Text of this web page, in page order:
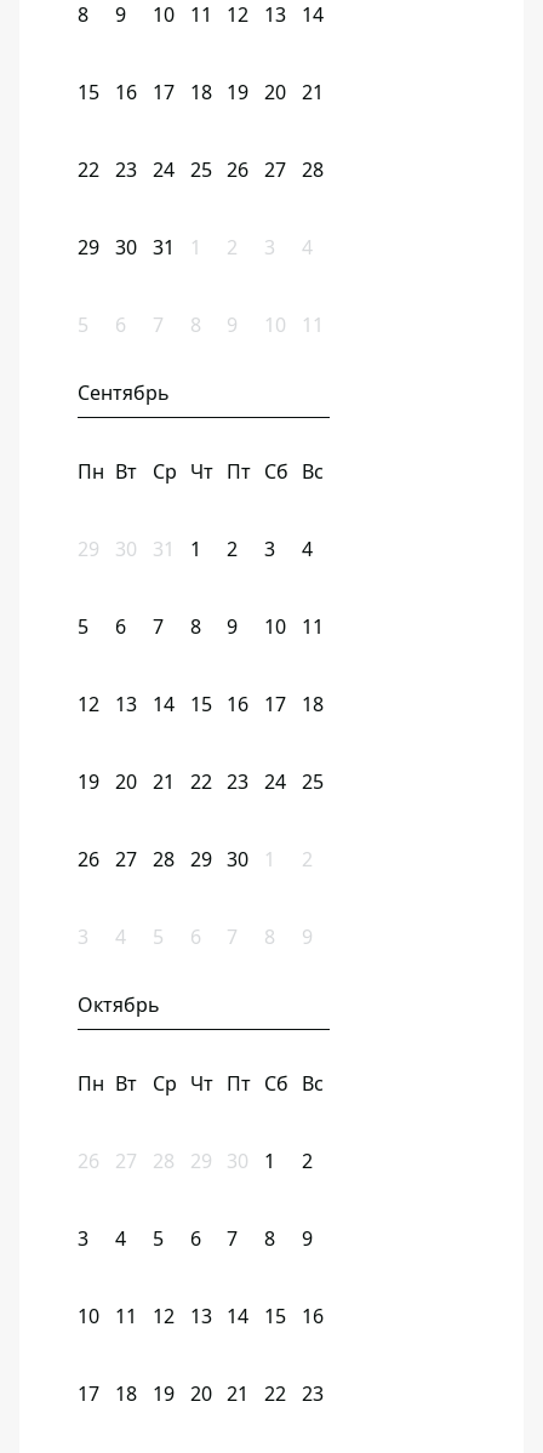
8 9 10 11 12 13 14
15 16 17 18 19 20 21
22 23 24 25 26 27 28
29 30 31 1 2 3 4
5 6 7 8 9 10 11
Сентябрь
Пн Вт Ср Чт Пт Сб Вс
29 30 31 1 2 3 4
5 6 7 8 9 10 11
12 13 14 15 16 17 18
19 20 21 22 23 24 25
26 27 28 29 30 1 2
3 4 5 6 7 8 9
Октябрь
Пн Вт Ср Чт Пт Сб Вс
26 27 28 29 30 1 2
3 4 5 6 7 8 9
10 11 12 13 14 15 16
17 18 19 20 21 22 23